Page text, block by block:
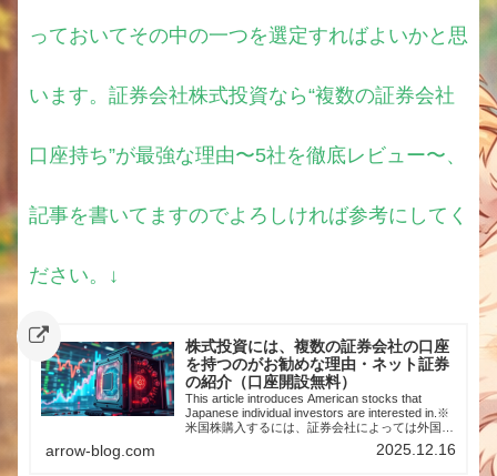
っておいてその中の一つを選定すればよいかと思
います。証券会社株式投資なら“複数の証券会社
口座持ち”が最強な理由〜5社を徹底レビュー〜、
記事を書いてますのでよろしければ参考にしてく
ださい。↓
株式投資には、複数の証券会社の口座
を持つのがお勧めな理由・ネット証券
の紹介（口座開設無料）
This article introduces American stocks that
Japanese individual investors are interested in.※
米国株購入するには、証券会社によっては外国株
取引口座開設の設定が必要になりますのでご注意
ください※株式投資を始めた時、すぐに複数の証
arrow-blog.com 2025.12.16